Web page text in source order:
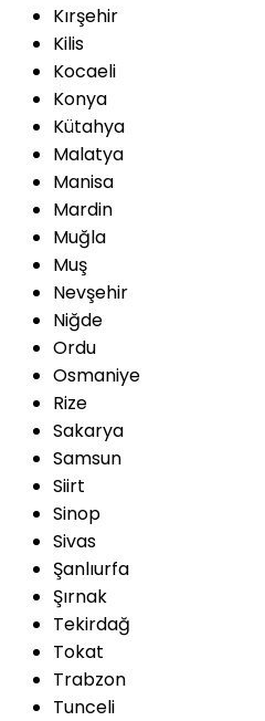
Kırşehir
Kilis
Kocaeli
Konya
Kütahya
Malatya
Manisa
Mardin
Muğla
Muş
Nevşehir
Niğde
Ordu
Osmaniye
Rize
Sakarya
Samsun
Siirt
Sinop
Sivas
Şanlıurfa
Şırnak
Tekirdağ
Tokat
Trabzon
Tunceli